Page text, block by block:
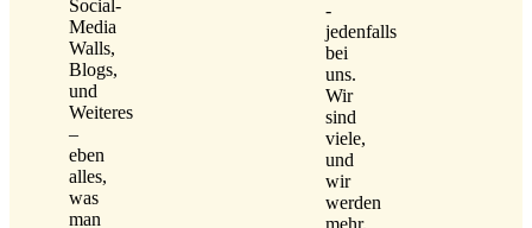
Social-
Media
Walls,
Blogs,
und
Weiteres
–
eben
alles,
was
man
-
jedenfalls
bei
uns.
Wir
sind
viele,
und
wir
werden
mehr.